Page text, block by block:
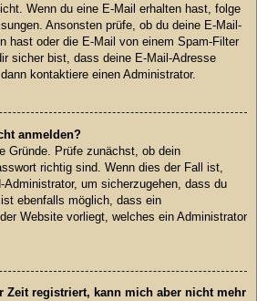
Wenn du eine E-Mail erhalten hast, folge
Ansonsten prüfe, ob du deine E-Mail-
hast oder die E-Mail von einem Spam-Filter
sicher bist, dass deine E-Mail-Adresse
kontaktiere einen Administrator.
anmelden?
Gründe. Prüfe zunächst, ob dein
richtig sind. Wenn dies der Fall ist,
Administrator, um sicherzugehen, dass du
ebenfalls möglich, dass ein
Website vorliegt, welches ein Administrator
Zeit registriert, kann mich aber nicht mehr